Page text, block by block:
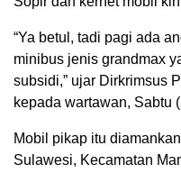
“Ya betul, tadi pagi ada
minibus jenis grandmax
subsidi,” ujar Dirkrimsus
kepada wartawan, Sabtu
Mobil pikap itu
Sulawesi, Kecamatan